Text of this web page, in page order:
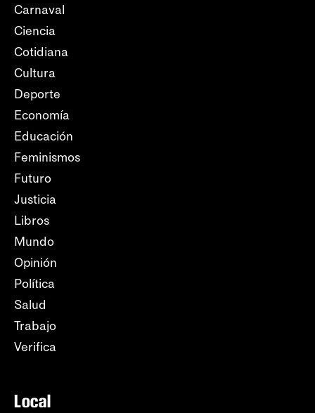
Carnaval
Ciencia
Cotidiana
Cultura
Deporte
Economía
Educación
Feminismos
Futuro
Justicia
Libros
Mundo
Opinión
Política
Salud
Trabajo
Verifica
Local